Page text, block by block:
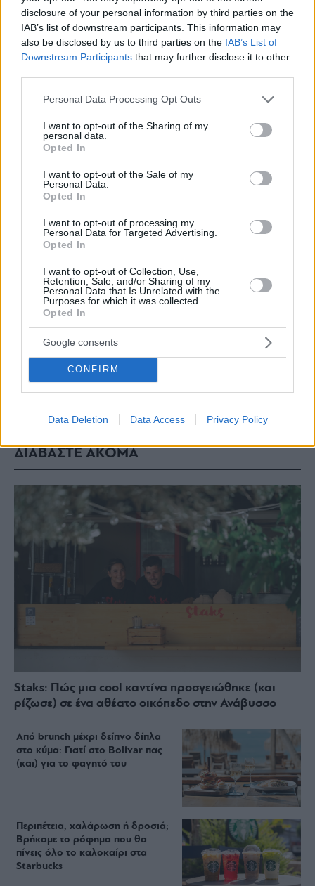
disclosure of your personal information by third parties on the
IAB’s list of downstream participants. This information may
also be disclosed by us to third parties on the IAB’s List of
Downstream Participants that may further disclose it to other
Please note that this website/app uses one or more Google
not limited to your visit or usage behaviour. You may click to
grant or deny consent to Google and its third-party tags to
use your data for below specified purposes in below Google
consent section.
Personal Data Processing Opt Outs
I want to opt-out of the Sharing of my
personal data.
Opted In
I want to opt-out of the Sale of my
Personal Data.
Opted In
I want to opt-out of processing my
Personal Data for Targeted Advertising.
Opted In
I want to opt-out of Collection, Use,
Retention, Sale, and/or Sharing of my
Personal Data that Is Unrelated with the
Purposes for which it was collected.
Opted In
Google consents
CONFIRM
Data Deletion Data Access Privacy Policy
Soda, Τuborg Tonic Water και η σειρά των mixers
Tuborg Lemon / Pineapple-Lime & Spearmint / Pink
Grapefruit-Blood Orange/ Mango & Passionfruit.
τόσο εντός όσο και εκτός συνόρων, με παρουσία σε
σχεδόν 40 χώρες και στις 5 ηπείρους, εξυπηρετώντας
καθημερινά χιλιάδες καταναλωτές. Παράλληλα, η
Ολυμπιακή Ζυθοποιία εισάγει και διανέμει στη χώρα
ιρλανδικές μπύρες Guinness και Kilkenny, τη βέλγικη
Schneider Weisse και τον μηλίτη Somersby.
Share this
ολυμπιακή ζυθοποιία
ΔΙΑΒΑΣΤΕ ΑΚΟΜΑ
Staks: Πώς μια cool καντίνα προσγειώθηκε (και
ρίζωσε) σε ένα αθέατο οικόπεδο στην Ανάβυσσο
Από brunch μέχρι δείπνο δίπλα
στο κύμα: Γιατί στο Bolivar πας
(και) για το φαγητό του
Περιπέτεια, χαλάρωση ή δροσιά;
Βρήκαμε το ρόφημα που θα
πίνεις όλο το καλοκαίρι στα
Starbucks